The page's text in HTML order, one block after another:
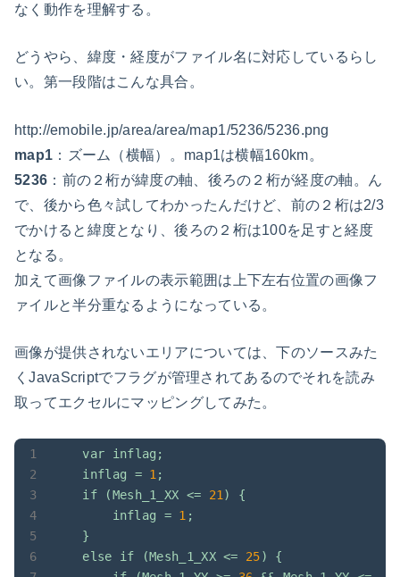
なく動作を理解する。
どうやら、緯度・経度がファイル名に対応しているらし
い。第一段階はこんな具合。
http://emobile.jp/area/area/map1/5236/5236.png
map1 ：ズーム（横幅）。map1は横幅160km。
5236 ：前の２桁が緯度の軸、後ろの２桁が経度の軸。ん
で、後から色々試してわかったんだけど、前の２桁は2/3
でかけると緯度となり、後ろの２桁は100を足すと経度
となる。
加えて画像ファイルの表示範囲は上下左右位置の画像フ
ァイルと半分重なるようになっている。
画像が提供されないエリアについては、下のソースみた
くJavaScriptでフラグが管理されてあるのでそれを読み
取ってエクセルにマッピングしてみた。
var
inflag;
inflag
= 1 ;
if
(Mesh_1_XX <= 21 )
{
inflag
= 1 ;
}
else
if (Mesh_1_XX <= 25)
{